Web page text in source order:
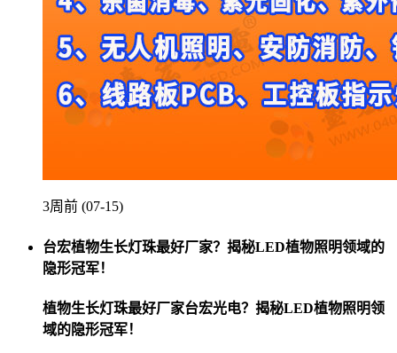
3周前 (07-15)
台宏植物生长灯珠最好厂家？揭秘LED植物照明领域的
隐形冠军！
植物生长灯珠最好厂家台宏光电？揭秘LED植物照明领
域的隐形冠军！